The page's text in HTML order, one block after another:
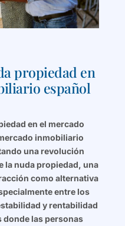
propiedad en
español
en el mercado
inmobiliario
una revolución
la nuda propiedad, una
como alternativa
entre los
y rentabilidad
donde las personas